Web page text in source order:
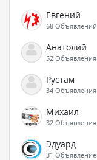
Евгений
68 Объявлений
Анатолий
52 Объявления
Рустам
34 Объявления
Михаил
32 Объявления
Эдуард
31 Объявление